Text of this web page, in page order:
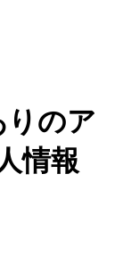
のア
情報